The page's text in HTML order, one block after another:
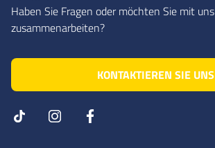
Haben Sie Fragen oder möchten Sie mit uns
zusammenarbeiten?
KONTAKTIEREN SIE UNS